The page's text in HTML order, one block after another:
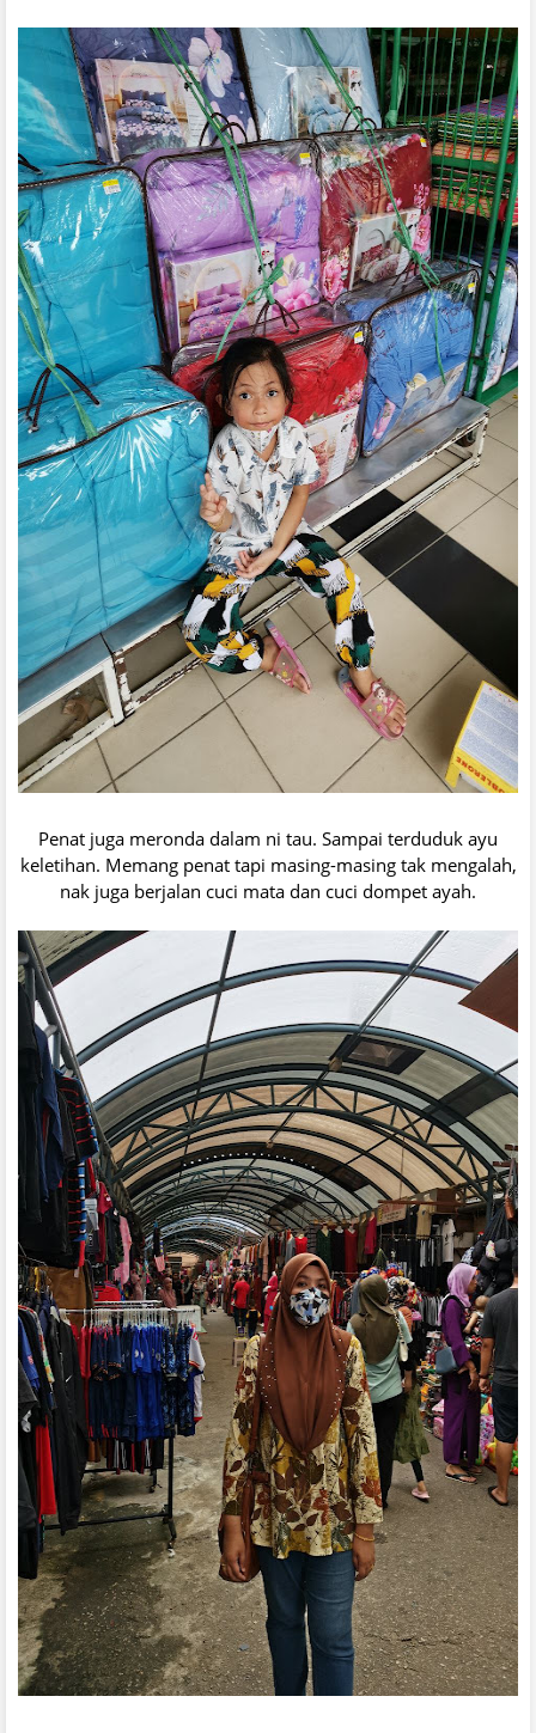
Penat juga meronda dalam ni tau. Sampai terduduk ayu
keletihan. Memang penat tapi masing-masing tak mengalah,
nak juga berjalan cuci mata dan cuci dompet ayah.